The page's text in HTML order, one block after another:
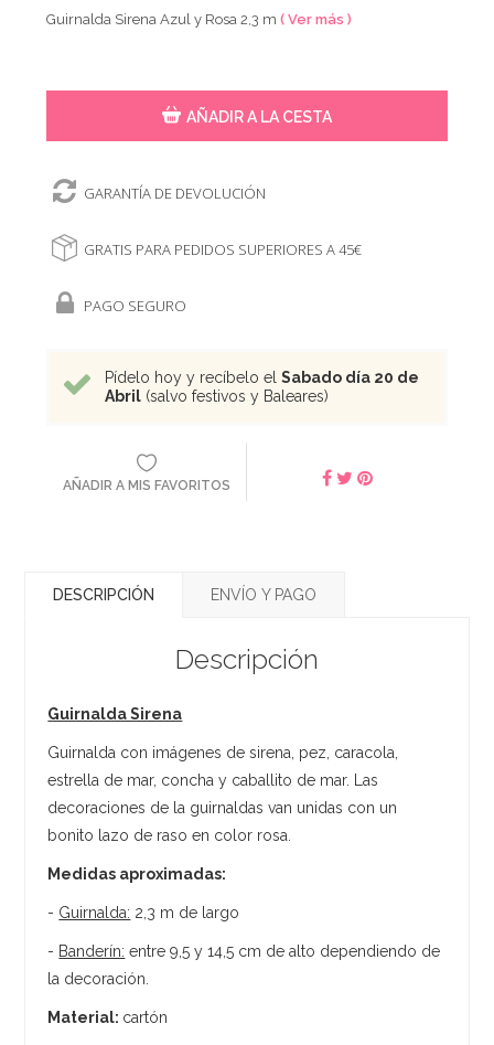
Guirnalda Sirena Azul y Rosa 2,3 m( Ver más )
AÑADIR A LA CESTA
GARANTÍA DE DEVOLUCIÓN
GRATIS PARA PEDIDOS SUPERIORES A 45€
PAGO SEGURO
Pídelo hoy y recíbelo elSabado día 20 de
Abril (salvo festivos y Baleares)
AÑADIR A MIS FAVORITOS
DESCRIPCIÓN ENVÍO Y PAGO
Descripción
Guirnalda Sirena
Guirnalda con imágenes de sirena, pez, caracola,
estrella de mar, concha y caballito de mar. Las
decoraciones de la guirnaldas van unidas con un
bonito lazo de raso en color rosa.
Medidas aproximadas:
- Guirnalda: 2,3 m de largo
- Banderín: entre 9,5 y 14,5 cm de alto dependiendo de
la decoración.
Material: cartón